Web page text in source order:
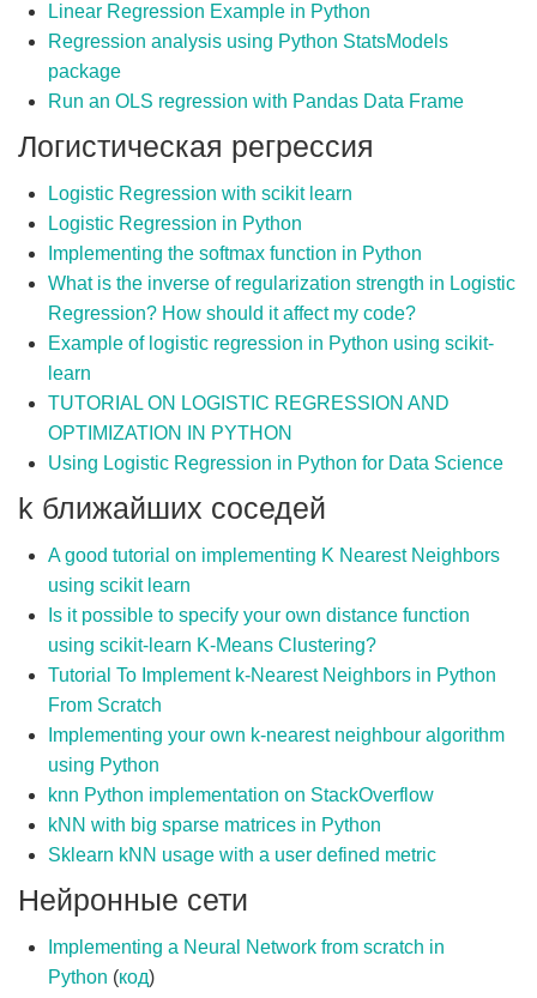
Linear Regression Example in Python
Regression analysis using Python StatsModels
package
Run an OLS regression with Pandas Data Frame
Логистическая регрессия
Logistic Regression with scikit learn
Logistic Regression in Python
Implementing the softmax function in Python
What is the inverse of regularization strength in Logistic
Regression? How should it affect my code?
Example of logistic regression in Python using scikit-
learn
TUTORIAL ON LOGISTIC REGRESSION AND
OPTIMIZATION IN PYTHON
Using Logistic Regression in Python for Data Science
k ближайших соседей
A good tutorial on implementing K Nearest Neighbors
using scikit learn
Is it possible to specify your own distance function
using scikit-learn K-Means Clustering?
Tutorial To Implement k-Nearest Neighbors in Python
From Scratch
Implementing your own k-nearest neighbour algorithm
using Python
knn Python implementation on StackOverflow
kNN with big sparse matrices in Python
Sklearn kNN usage with a user defined metric
Нейронные сети
Implementing a Neural Network from scratch in
Python (код)